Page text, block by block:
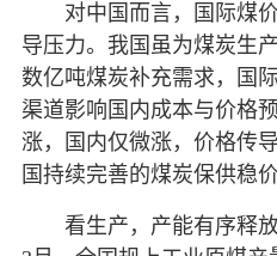
对中国而言，国际煤
导压力。我国虽为煤炭生
数亿吨煤炭补充需求，国
渠道影响国内成本与价格
涨，国内仅微涨，价格传
国持续完善的煤炭保供稳
看生产，产能有序释